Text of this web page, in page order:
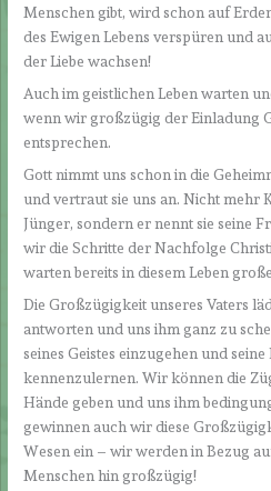
Menschen gibt, wird schon auf
des Ewigen Lebens verspüren und
der Liebe wachsen!
Auch im geistlichen Leben warten
wenn wir großzügig der Einladung
entsprechen.
Gott nimmt uns schon in die
und vertraut sie uns an. Nicht mehr
Jünger, sondern er nennt sie seine
wir die Schritte der Nachfolge
warten bereits in diesem Leben
Die Großzügigkeit unseres Vaters
antworten und uns ihm ganz zu
seines Geistes einzugehen und
kennenzulernen. Wir können die
Hände geben und uns ihm
gewinnen auch wir diese
Wesen ein – wir werden in Bezug
Menschen hin großzügig!